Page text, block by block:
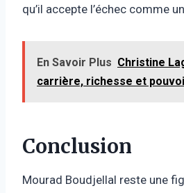
qu’il accepte l’échec comme
En Savoir Plus Christine
carrière, richesse et
Conclusion
Mourad Boudjellal reste une